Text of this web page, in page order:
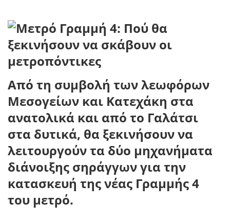
Από τη συμβολή των λεωφόρων
Μεσογείων και Κατεχάκη στα
ανατολικά και από το Γαλάτσι
στα δυτικά, θα ξεκινήσουν να
λειτουργούν τα δύο μηχανήματα
διάνοιξης σηράγγων για την
κατασκευή της νέας Γραμμής 4
του μετρό.